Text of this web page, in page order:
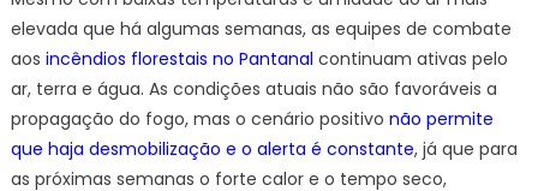
de
Mato
Grosso
elevada que há algumas semanas, as equipes de combate
aos incêndios florestais no Pantanal continuam ativas pelo
ar, terra e água. As condições atuais não são favoráveis a
propagação do fogo, mas o cenário positivo não permite
que haja desmobilização e o alerta é constante, já que para
as próximas semanas o forte calor e o tempo seco,